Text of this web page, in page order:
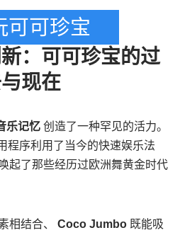
可可珍宝
：可可珍宝的过
现在
乐记忆 创造了一种罕见的活力。
程序利用了当今的快速娱乐法
起了那些经历过欧洲舞黄金时代
相结合、 Coco Jumbo 既能吸